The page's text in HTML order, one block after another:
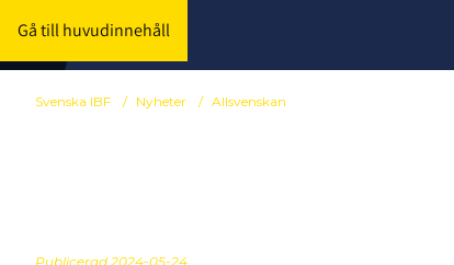
Gå till huvudinnehåll
Svenska IBF / Nyheter / Allsvenskan
Publicerad 2024-05-24